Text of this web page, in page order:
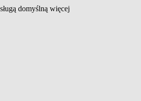
domyślną więcej